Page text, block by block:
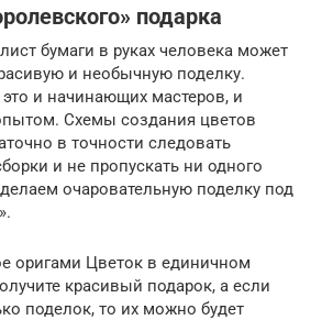
подарка
бумаги в руках человека может
и необычную поделку.
это и начинающих мастеров, и
Схемы создания цветов
в точности следовать
и не пропускать ни одного
очаровательную поделку под
оригами Цветок в единичном
красивый подарок, а если
поделок, то их можно будет